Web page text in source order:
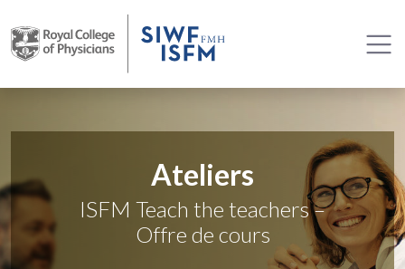
Ateliers
ISFM Teach the teachers –
Offre de cours